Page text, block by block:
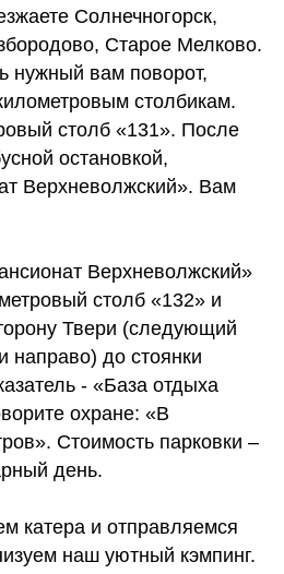
Солнечногорск,
Старое Мелково.
нужный вам поворот,
столбикам.
столб «131». После
остановкой,
Верхневолжский». Вам
Верхневолжский»
столб «132» и
Твери (следующий
направо) до стоянки
- «База отдыха
охране: «В
Стоимость парковки –
день.
катера и отправляемся
наш уютный кэмпинг.